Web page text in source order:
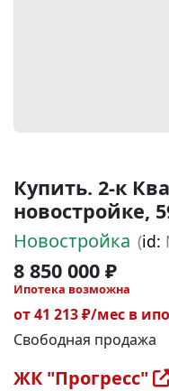
Купить. 2-к
новостройке,
Новостройка (id:
8 850 000 ₽
Ипотека возможна
от 41 213 ₽/мес в
Свободная продажа
ЖК "Прогресс"